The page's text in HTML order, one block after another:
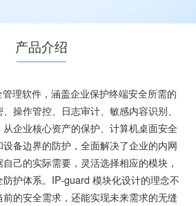
产品介绍
理软件，涵盖企业保护终端安全所需的
操作管控、日志审计、敏感内容识别、
企业核心资产的保护、计算机桌面安全
备边界的防护，全面解决了企业的内网
己的实际需要，灵活选择相应的模块，
护体系。IP-guard 模块化设计的理念不
的安全需求，还能实现未来需求的无缝